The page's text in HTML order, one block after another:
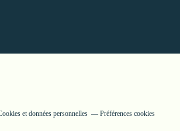
et données personnelles Préférences cookies